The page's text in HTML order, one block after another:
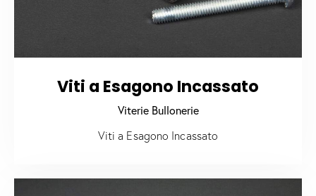
Viti a Esagono Incassato
Viterie Bullonerie
Viti a Esagono Incassato